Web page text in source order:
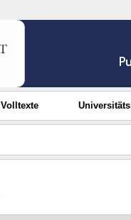
Volltexte